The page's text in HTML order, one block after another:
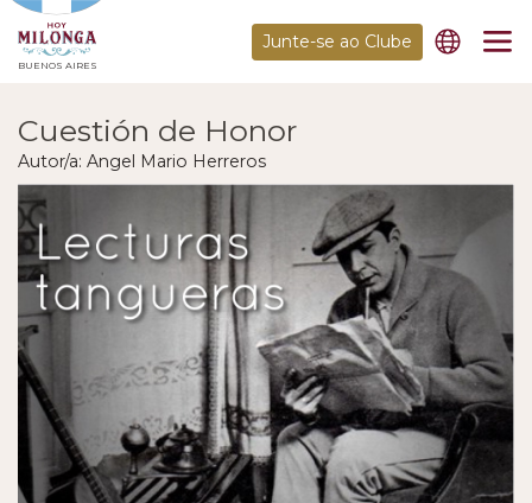
BUENOS AIRES
Junte-se ao Clube
Cuestión de Honor
Autor/a: Angel Mario Herreros